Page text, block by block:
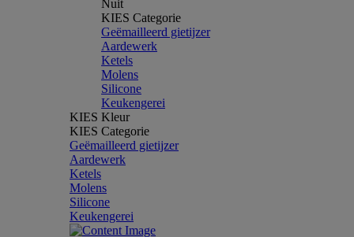
Nuit
KIES Categorie
Geëmailleerd gietijzer
Aardewerk
Ketels
Molens
Silicone
Keukengerei
KIES Kleur
KIES Categorie
Geëmailleerd gietijzer
Aardewerk
Ketels
Molens
Silicone
Keukengerei